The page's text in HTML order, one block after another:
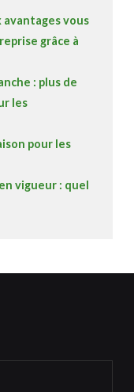
avantages vous
grâce à
: plus de
les
pour les
vigueur : quel